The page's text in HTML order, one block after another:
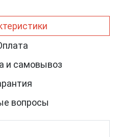
и самовывоз
вопросы